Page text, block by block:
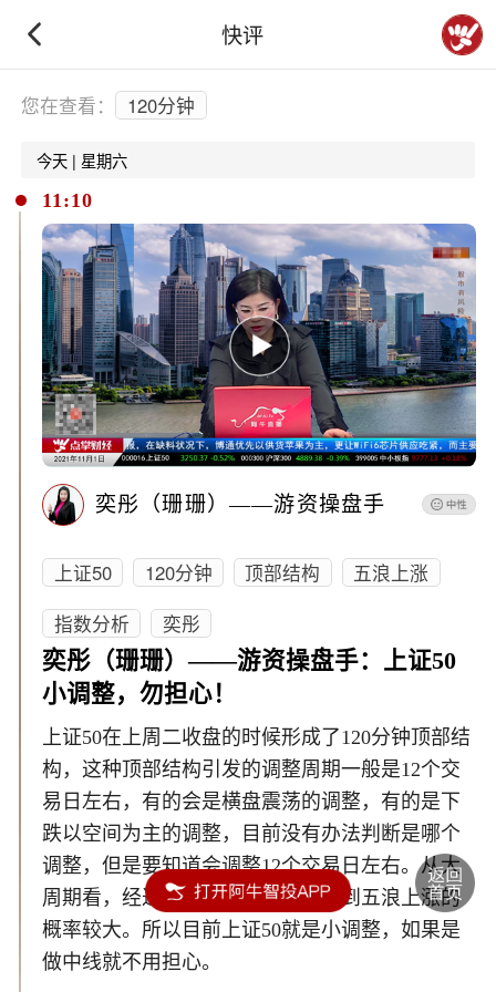
快评
下拉刷新
您在查看： 120分钟
今天 | 星期六
11:10
奕彤（珊珊）——游资操盘手
上证50 120分钟 顶部结构
五浪上涨
指数分析
奕彤
奕彤（珊珊）——游资操盘手：上证50
小调整，勿担心！
上证50在上周二收盘的时候形成了120分钟顶部结
构，这种顶部结构引发的调整周期一般是12个交
易日左右，有的会是横盘震荡的调整，有的是下
跌以空间为主的调整，目前没有办法判断是哪个
调整，但是要知道会调整12个交易日左右。从大
周期看，经过震荡后上证50重新回到五浪上涨的
概率较大。所以目前上证50就是小调整，如果是
做中线就不用担心。